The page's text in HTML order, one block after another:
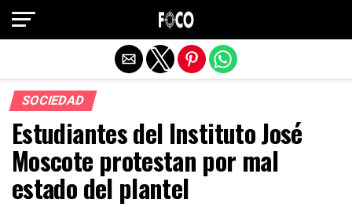
SOCIEDAD
Estudiantes del Instituto José
Moscote protestan por mal
estado del plantel
Salir de la versión móvil